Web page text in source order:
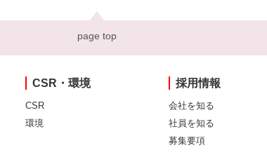
page top
CSR・環境
CSR
環境
採用情報
会社を知る
社員を知る
募集要項